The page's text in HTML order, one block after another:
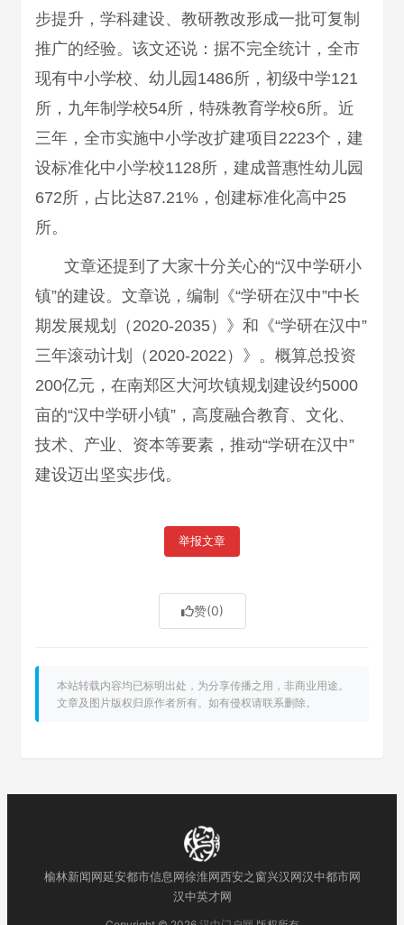
步提升，学科建设、教研教改形成一批可复制
推广的经验。该文还说：据不完全统计，全市
现有中小学校、幼儿园1486所，初级中学121
所，九年制学校54所，特殊教育学校6所。近
三年，全市实施中小学改扩建项目2223个，建
设标准化中小学校1128所，建成普惠性幼儿园
672所，占比达87.21%，创建标准化高中25
所。
文章还提到了大家十分关心的“汉中学研小
镇”的建设。文章说，编制《“学研在汉中”中长
期发展规划（2020-2035）》和《“学研在汉中”
三年滚动计划（2020-2022）》。概算总投资
200亿元，在南郑区大河坎镇规划建设约5000
亩的“汉中学研小镇”，高度融合教育、文化、
技术、产业、资本等要素，推动“学研在汉中”
建设迈出坚实步伐。
举报文章
赞(0)
本站转载内容均已标明出处，为分享传播之用，非商业用途。
文章及图片版权归原作者所有。如有侵权请联系删除。
榆林新闻网延安都市信息网徐淮网西安之窗兴汉网汉中都市网
汉中英才网